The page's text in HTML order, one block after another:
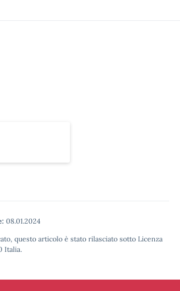
08.01.2024
questo articolo è stato rilasciato sotto Licenza
Italia.